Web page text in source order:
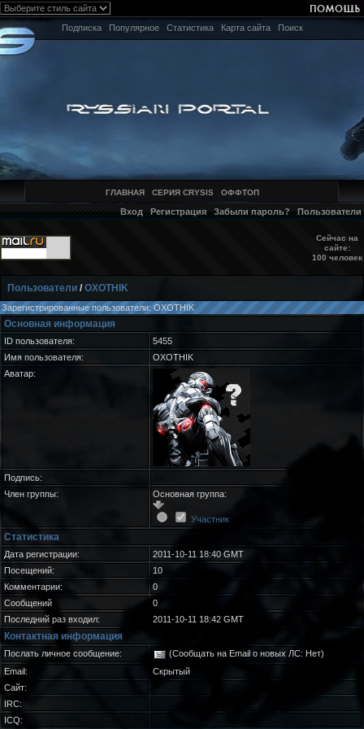
Подписка Популярное Статистика Карта сайта Поиск
ГЛАВНАЯ СЕРИЯ CRYSIS ОФФТОП
Вход Регистрация Забыли пароль? Пользователи
Сейчас на
сайте:
100 человек
Пользователи /OXOTHIK
Зарегистрированные пользователи: OXOTHIK
Основная информация
ID пользователя:
5455
Имя пользователя:
OXOTHIK
Аватар:
Подпись:
Член группы:
Основная группа:
Участник
Статистика
Дата регистрации:
2011-10-11 18:40 GMT
Посещений:
10
Комментарии:
0
Сообщений
0
Последний раз входил:
2011-10-11 18:42 GMT
Контактная информация
Послать личное сообщение:
(Сообщать на Email о новых ЛС: Нет)
Email:
Скрытый
Сайт:
IRC:
ICQ: